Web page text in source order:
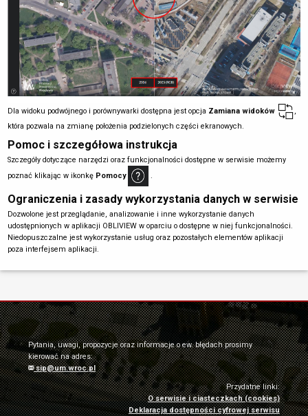
Dla widoku podwójnego i porównywarki dostępna jest opcja Zamiana widoków
,
która pozwala na zmianę położenia podzielonych części ekranowych.
Pomoc i szczegółowa instrukcja
Szczegóły dotyczące narzędzi oraz funkcjonalności dostępne w serwisie możemy
poznać klikając w ikonkę Pomocy .
Ograniczenia i zasady wykorzystania danych w serwisie
Dozwolone jest przeglądanie, analizowanie i inne wykorzystanie danych
udostępnionych w aplikacji OBLIVIEW w oparciu o dostępne w niej funkcjonalności.
Niedopuszczalne jest wykorzystanie usług oraz pozostałych elementów aplikacji
poza interfejsem aplikacji.
Pytania, uwagi, propozycje oraz informacje o ew. błędach prosimy
kierować na adres:
sip@um.wroc.pl
Przydatne linki:
O serwisie i ciasteczkach (cookies)
Deklaracja dostępności cyfrowej serwisu